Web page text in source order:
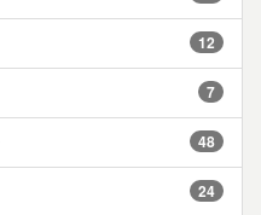
12
7
48
24